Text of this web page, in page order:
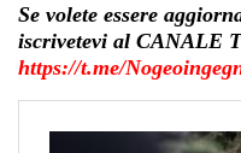
Se volete essere
iscrivetevi al CANALE
https://t.me/